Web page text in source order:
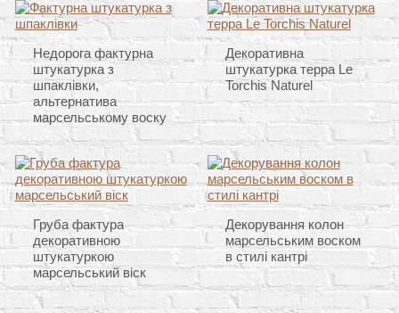
Недорога фактурна
штукатурка з
шпаклівки,
альтернатива
марсельському воску
Декоративна
штукатурка терра Le
Torchis Naturel
Груба фактура
декоративною
штукатуркою
марсельський віск
Декорування колон
марсельським воском
в стилі кантрі